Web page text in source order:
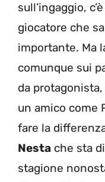
sull’ingaggio,
giocatore che
importante. Ma
comunque sui
da
un amico come
fare la
Nesta che sta
stagione